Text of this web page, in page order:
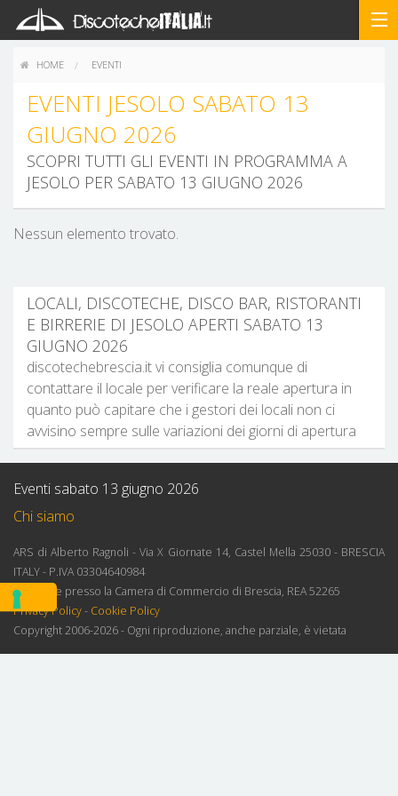
HOME EVENTI
EVENTI JESOLO SABATO 13
GIUGNO 2026
SCOPRI TUTTI GLI EVENTI IN PROGRAMMA A
JESOLO PER SABATO 13 GIUGNO 2026
Nessun elemento trovato.
LOCALI, DISCOTECHE, DISCO BAR, RISTORANTI
E BIRRERIE DI JESOLO APERTI SABATO 13
GIUGNO 2026
discotechebrescia.it vi consiglia comunque di
contattare il locale per verificare la reale apertura in
quanto può capitare che i gestori dei locali non ci
avvisino sempre sulle variazioni dei giorni di apertura
Eventi sabato 13 giugno 2026
Chi siamo
ARS di Alberto Ragnoli - Via X Giornate 14, Castel Mella 25030 - BRESCIA
ITALY - P.IVA 03304640984
Iscrizione presso la Camera di Commercio di Brescia, REA 52265
Privacy Policy- Cookie Policy
Copyright 2006-2026 - Ogni riproduzione, anche parziale, è vietata